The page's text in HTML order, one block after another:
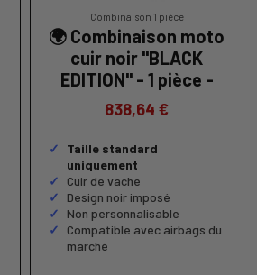
Combinaison 1 pièce
🌍 Combinaison moto
cuir noir "BLACK
EDITION" - 1 pièce -
838,64 €
Taille standard
uniquement
Cuir de vache
Design noir imposé
Non personnalisable
Compatible avec airbags du
marché